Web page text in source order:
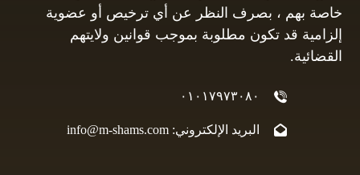
خاصة بهم ، بصرف النظر عن أي ترخيص أو عضوية
إلزامية قد تكون مطلوبة بموجب قوانين ولايتهم
القضائية.
٠١٠١٧٩٧٣٠٨٠
البريد الإلكتروني: info@m-shams.com